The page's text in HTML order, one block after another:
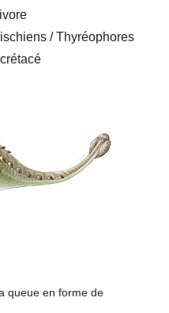
/ Thyréophores
queue en forme de